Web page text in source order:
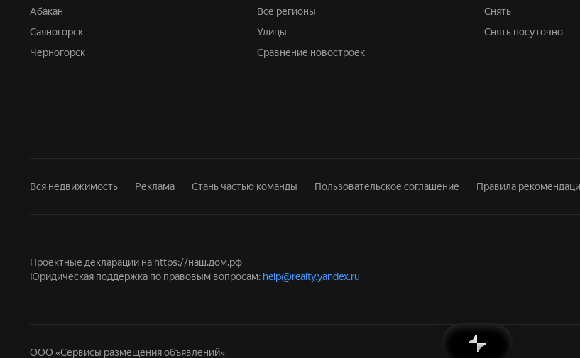
Абакан
Саяногорск
Черногорск
Все регионы
Улицы
Сравнение новостроек
Снять
Снять посуточно
Вся недвижимость Реклама Стань частью команды Пользовательское соглашение Правила
Проектные декларации на https://наш.дом.рф
Юридическая поддержка по правовым вопросам: help@realty.yandex.ru
ООО «Сервисы размещения объявлений»